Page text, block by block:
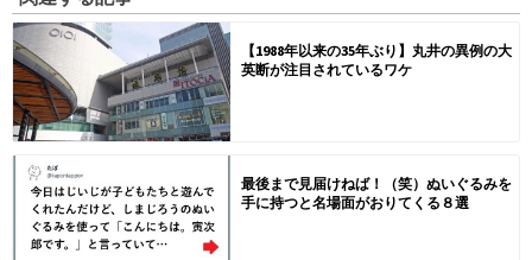
【1988年以来の35年ぶり】丸井の異例の大
英断が注目されているワケ
最後まで見届けねば！（笑）ぬいぐるみを
手に持つと名場面がおりてくる８選